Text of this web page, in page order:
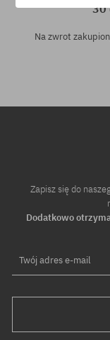
30
Na zwrot
Zapisz się do
Dodatkowo
Twój adres e-mail